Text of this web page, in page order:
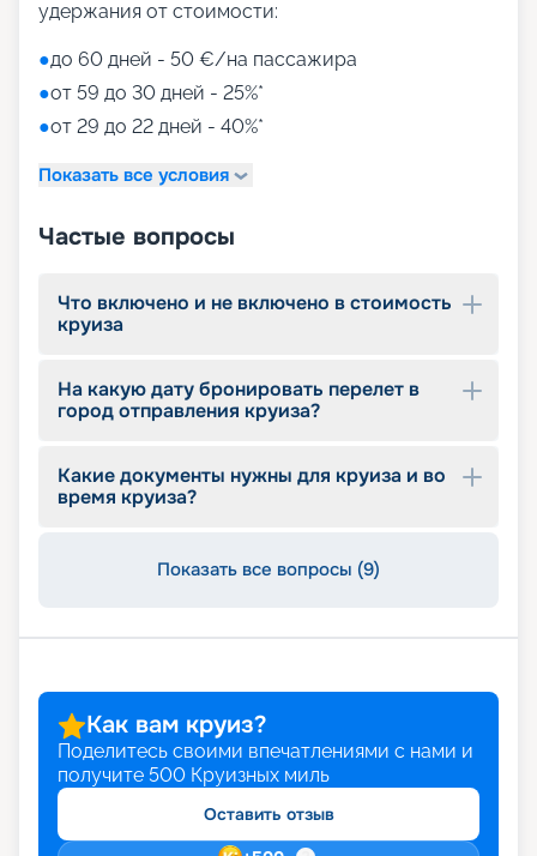
Aquapark (с открытыми игровыми
водными пушками, 3 водными горками с
эффектами виртуальной реальности)
мини-гольф и теннис
7 бассейнов
детский внутренний комплекс,
удержания от стоимости:
●до 60 дней - 50 €/на пассажира
●от 59 до 30 дней - 25%*
●от 29 до 22 дней - 40%*
Показать все условия
Частые вопросы
Что включено и не включено в стоимость
круиза
На какую дату бронировать перелет в
город отправления круиза?
Какие документы нужны для круиза и во
время круиза?
Показать все вопросы (9)
Как вам круиз?
Поделитесь своими впечатлениями с нами и
получите 500 Круизных миль
Оставить отзыв